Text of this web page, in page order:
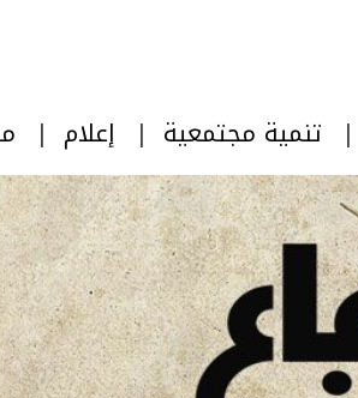
تنمية مجتمعية إعلام